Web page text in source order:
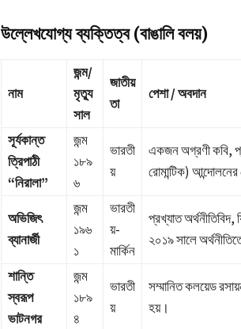
উল্লেখযোগ্য ব্যক্তিত্ব (বাঙালি বলয়)
নাম
জন্ম/
মৃত্যু
সাল
জাতীয়
তা
পেশা / অবদান
সূর্যকান্ত
ত্রিপাঠী
“নিরালা”
জন্ম
১৮৯
৬
ভারতী
য়
একজন অগ্রণী কবি,
রোমান্টিক)
অভিজিৎ
ব্যানার্জী
জন্ম
১৯৬
১
ভারতী
য়-
মার্কিন
প্রখ্যাত অর্থনীতিবিদ,
২০১৯ সালে
শান্তি
স্বরূপ
ভাটনগর
জন্ম
১৮৯
৪
ভারতী
য়
সম্মানিত কলয়েড
হয়।